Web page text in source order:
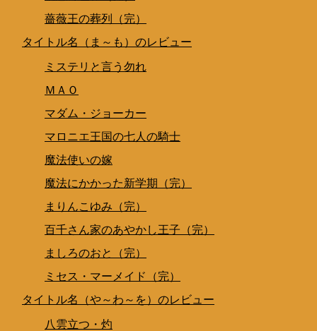
薔薇王の葬列（完）
タイトル名（ま～も）のレビュー
ミステリと言う勿れ
ＭＡＯ
マダム・ジョーカー
マロニエ王国の七人の騎士
魔法使いの嫁
魔法にかかった新学期（完）
まりんこゆみ（完）
百千さん家のあやかし王子（完）
ましろのおと（完）
ミセス・マーメイド（完）
タイトル名（や～わ～を）のレビュー
八雲立つ・灼